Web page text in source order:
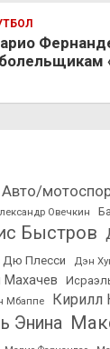
Авто/
Овечкин
Быстров
Дю Плесси Дэн
Махачев
Мбаппе Кирилл
Энина